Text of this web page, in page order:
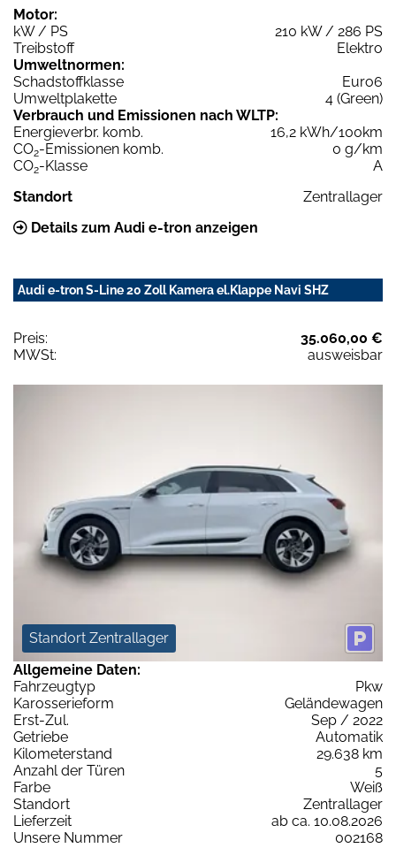
Motor:
kW / PS
210 kW / 286 PS
Treibstoff
Elektro
Umweltnormen:
Schadstoffklasse
Euro6
Umweltplakette
4 (Green)
Verbrauch und Emissionen nach WLTP:
Energieverbr. komb.
16,2 kWh/100km
CO2-Emissionen komb.
0 g/km
CO2-Klasse
A
Standort
Zentrallager
Details zum Audi e-tron anzeigen
Audi e-tron S-Line 20 Zoll Kamera el.Klappe Navi SHZ
Preis:
35.060,00 €
MWSt:
ausweisbar
Standort Zentrallager
Allgemeine Daten:
Fahrzeugtyp
Pkw
Karosserieform
Geländewagen
Erst-Zul.
Sep / 2022
Getriebe
Automatik
Kilometerstand
29.638 km
Anzahl der Türen
5
Farbe
Weiß
Standort
Zentrallager
Lieferzeit
ab ca. 10.08.2026
Unsere Nummer
002168